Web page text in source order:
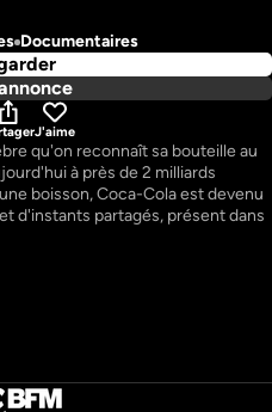
Documentaires
J'aime
qu'on reconnaît sa bouteille au
à près de 2 milliards
boisson, Coca-Cola est devenu
d'instants partagés, présent dans
la marque a dû se réinventer.